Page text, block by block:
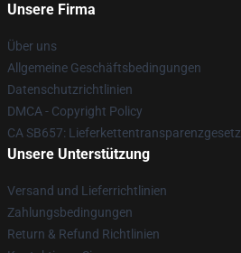
Unsere Firma
Über uns
Allgemeine Geschäftsbedingungen
Datenschutzrichtlinien
DMCA - Copyright Policy
CA SB657: Lieferkettentransparenzgesetz
Unsere Unterstützung
Versand und Lieferrichtlinien
Zahlungsbedingungen
Return & Refund Richtlinien